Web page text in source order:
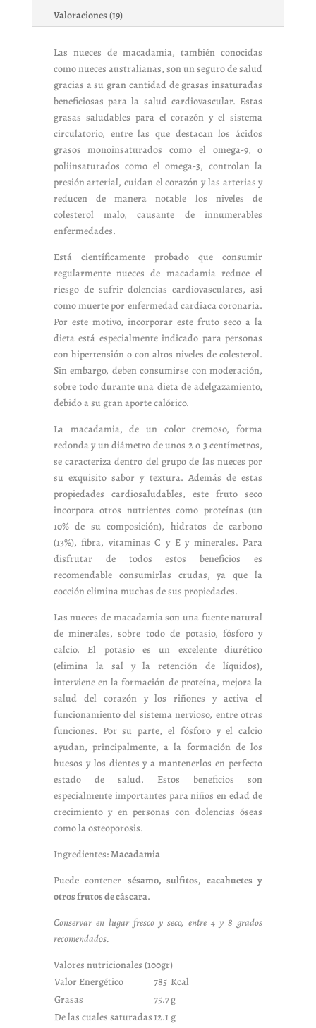
Valoraciones (19)
Las nueces de macadamia, también conocidas
como nueces australianas, son un seguro de salud
gracias a su gran cantidad de grasas insaturadas
beneficiosas para la salud cardiovascular. Estas
grasas saludables para el corazón y el sistema
circulatorio, entre las que destacan los ácidos
grasos monoinsaturados como el omega-9, o
poliinsaturados como el omega-3, controlan la
presión arterial, cuidan el corazón y las arterias y
reducen de manera notable los niveles de
colesterol malo, causante de innumerables
enfermedades.
Está científicamente probado que consumir
regularmente nueces de macadamia reduce el
riesgo de sufrir dolencias cardiovasculares, así
como muerte por enfermedad cardiaca coronaria.
Por este motivo, incorporar este fruto seco a la
dieta está especialmente indicado para personas
con hipertensión o con altos niveles de colesterol.
Sin embargo, deben consumirse con moderación,
sobre todo durante una dieta de adelgazamiento,
debido a su gran aporte calórico.
La macadamia, de un color cremoso, forma
redonda y un diámetro de unos 2 o 3 centímetros,
se caracteriza dentro del grupo de las nueces por
su exquisito sabor y textura. Además de estas
propiedades cardiosaludables, este fruto seco
incorpora otros nutrientes como proteínas (un
10% de su composición), hidratos de carbono
(13%), fibra, vitaminas C y E y minerales. Para
disfrutar de todos estos beneficios es
recomendable consumirlas crudas, ya que la
cocción elimina muchas de sus propiedades.
Las nueces de macadamia son una fuente natural
de minerales, sobre todo de potasio, fósforo y
calcio. El potasio es un excelente diurético
(elimina la sal y la retención de líquidos),
interviene en la formación de proteína, mejora la
salud del corazón y los riñones y activa el
funcionamiento del sistema nervioso, entre otras
funciones. Por su parte, el fósforo y el calcio
ayudan, principalmente, a la formación de los
huesos y los dientes y a mantenerlos en perfecto
estado de salud. Estos beneficios son
especialmente importantes para niños en edad de
crecimiento y en personas con dolencias óseas
como la osteoporosis.
Ingredientes:Macadamia
Puede contener sésamo, sulfitos, cacahuetes y
otros frutos de cáscara.
Conservar en lugar fresco y seco, entre 4 y 8 grados
recomendados.
Valores nutricionales (100gr)
Valor Energético
785 Kcal
Grasas
75.7g
De las cuales saturadas12.1 g